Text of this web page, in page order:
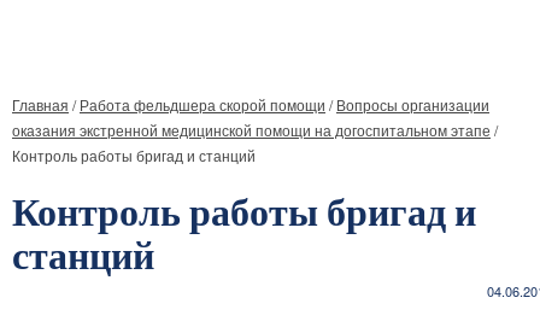
Главная /Работа фельдшера скорой помощи /Вопросы организации
оказания экстренной медицинской помощи на догоспитальном этапе /
Контроль работы бригад и станций
Контроль работы бригад и
станций